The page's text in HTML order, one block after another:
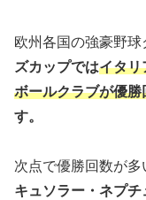
欧州各国の強豪野球
ズカップではイタリ
ボールクラブが優勝
す。
次点で優勝回数が多
キュソラー・ネプチ